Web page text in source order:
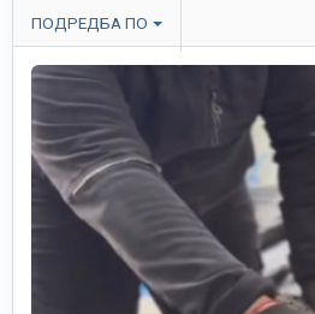
ПОДРЕДБА ПО